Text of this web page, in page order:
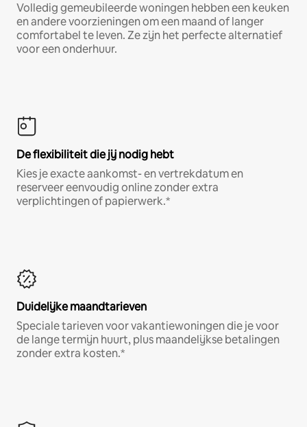
Volledig gemeubileerde woningen hebben een keuken
en andere voorzieningen om een maand of langer
comfortabel te leven. Ze zijn het perfecte alternatief
voor een onderhuur.
De flexibiliteit die jij nodig hebt
Kies je exacte aankomst- en vertrekdatum en
reserveer eenvoudig online zonder extra
verplichtingen of papierwerk.*
Duidelijke maandtarieven
Speciale tarieven voor vakantiewoningen die je voor
de lange termijn huurt, plus maandelijkse betalingen
zonder extra kosten.*